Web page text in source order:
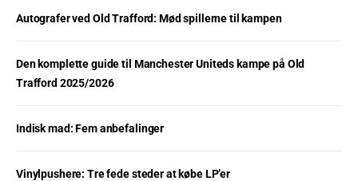
Autografer ved Old Trafford: Mød spillerne til kampen
Den komplette guide til Manchester Uniteds kampe på Old
Trafford 2025/2026
Indisk mad: Fem anbefalinger
Vinylpushere: Tre fede steder at købe LP’er